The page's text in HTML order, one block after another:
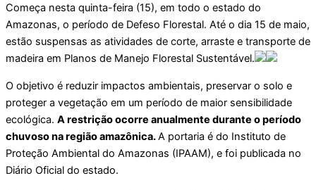
Começa nesta quinta-feira (15), em todo o estado do
Amazonas, o período de Defeso Florestal. Até o dia 15 de maio,
estão suspensas as atividades de corte, arraste e transporte de
madeira em Planos de Manejo Florestal Sustentável.
O objetivo é reduzir impactos ambientais, preservar o solo e
proteger a vegetação em um período de maior sensibilidade
ecológica. A restrição ocorre anualmente durante o período
chuvoso na região amazônica.A portaria é do Instituto de
Proteção Ambiental do Amazonas (IPAAM), e foi publicada no
Diário Oficial do estado.